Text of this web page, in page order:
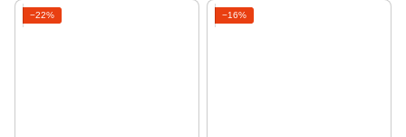
−22% −16%